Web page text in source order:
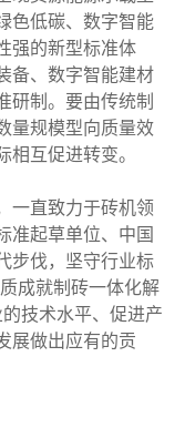
色低碳、数字智能
强的新型标准体
备、数字智能建材
研制。要由传统制
量规模型向质量效
互促进转变。
一直致力于砖机领
准起草单位、中国
步伐，坚守行业标
成就制砖一体化解
技术水平、促进产
展做出应有的贡